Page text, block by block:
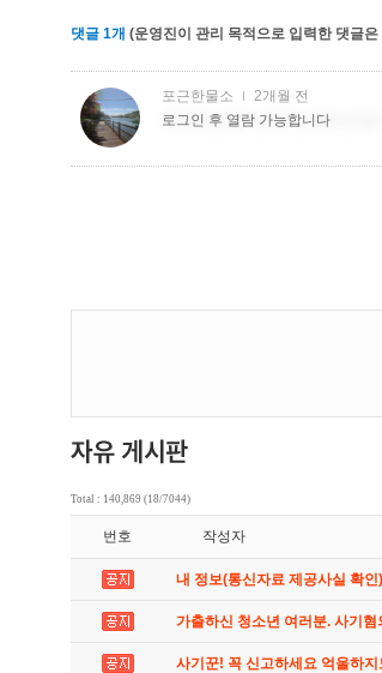
댓글 1개 (운영진이 관리 목적으로 입력한 댓글
Total : 140,869 (18/7044)
번호 작성자
내 정보(통신자료 제공사실 확
가출하신 청소년 여러분. 사기
사기꾼! 꼭 신고하세요 억울하